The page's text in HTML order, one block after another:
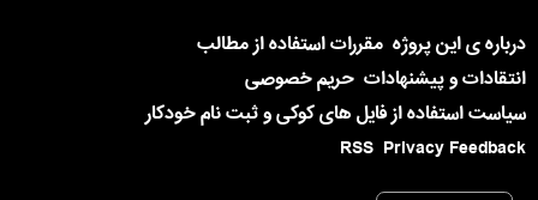
درباره ی این پروژه مقررات استفاده از مطالب
انتقادات و پیشنهادات حریم خصوصی
سیاست استفاده از فایل های کوکی و ثبت نام خودکار
Privacy Feedback
RSS